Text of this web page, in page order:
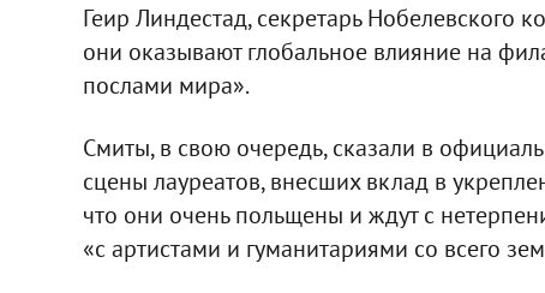
Геир Линдестад, секретарь Нобелевского
они оказывают глобальное влияние на
послами мира».
Смиты, в свою очередь, сказали в
сцены лауреатов, внесших вклад в
что они очень польщены и ждут с
«с артистами и гуманитариями со всего